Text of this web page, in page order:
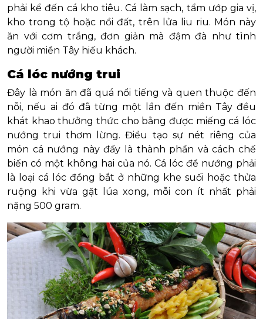
phải kể đến cá kho tiêu. Cá làm sạch, tẩm ướp gia vị,
kho trong tộ hoặc nồi đất, trên lửa liu riu. Món này
ăn với cơm trắng, đơn giản mà đậm đà như tình
người miền Tây hiếu khách.
Cá lóc nướng trui
Đây là món ăn đã quá nổi tiếng và quen thuộc đến
nỗi, nếu ai đó đã từng một lần đến miền Tây đều
khát khao thưởng thức cho bằng được miếng cá lóc
nướng trui thơm lừng. Điều tạo sự nét riêng của
món cá nướng này đấy là thành phần và cách chế
biến có một không hai của nó. Cá lóc để nướng phải
là loại cá lóc đồng bắt ở những khe suối hoặc thửa
ruộng khi vừa gặt lúa xong, mỗi con ít nhất phải
nặng 500 gram.